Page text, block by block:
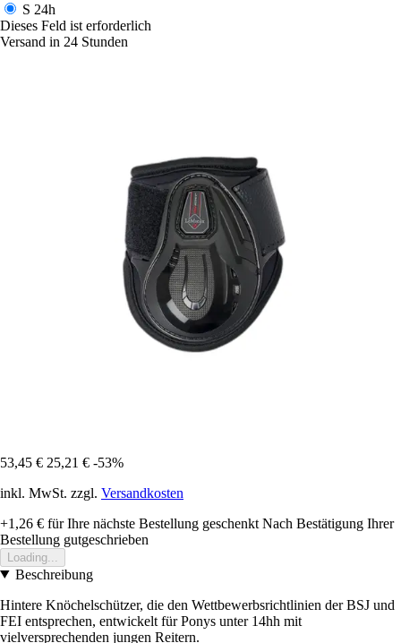
S 24h
Dieses Feld ist erforderlich
Versand in 24 Stunden
53,45 € 25,21 € -53%
inkl. MwSt. zzgl. Versandkosten
+1,26 € für Ihre nächste Bestellung geschenkt Nach Bestätigung Ihrer
Bestellung gutgeschrieben
Loading...
Beschreibung
Hintere Knöchelschützer, die den Wettbewerbsrichtlinien der BSJ und
FEI entsprechen, entwickelt für Ponys unter 14hh mit
vielversprechenden jungen Reitern.